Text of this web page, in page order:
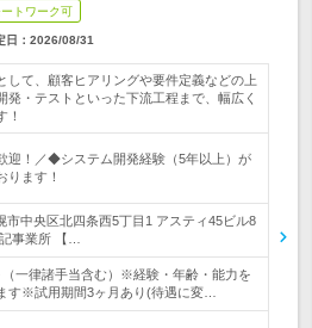
ートワーク可
日： 2026/08/31
して、顧客ヒアリングや要件定義などの上
発・テストといった下流工程まで、幅広く
！
迎！／◆システム開発経験（5年以上）が
ります！
市中央区北四条西5丁目1 アスティ45ビル8
事業所 【…
（一律諸手当含む）※経験・年齢・能力を
す※試用期間3ヶ月あり(待遇に変…